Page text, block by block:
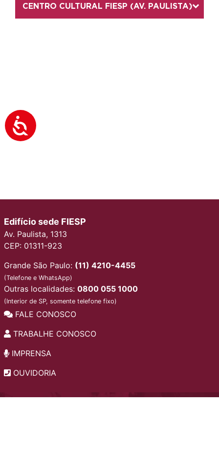
CENTRO CULTURAL FIESP (AV. PAULISTA)
Edifício sede FIESP
Av. Paulista, 1313
CEP: 01311-923
Grande São Paulo: (11) 4210-4455
(Telefone e WhatsApp)
Outras localidades: 0800 055 1000
(Interior de SP, somente telefone fixo)
FALE CONOSCO
TRABALHE CONOSCO
IMPRENSA
OUVIDORIA